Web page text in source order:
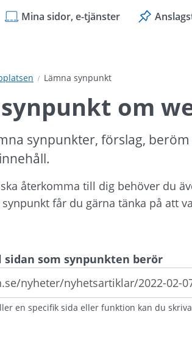
Mina sidor, e-tjänster
Lämna synpunkt
om
synpunkter, förslag,
återkomma till dig behöver du
får du gärna tänka på att
sidan som synpunkten berör
en specifik sida eller funktion kan du